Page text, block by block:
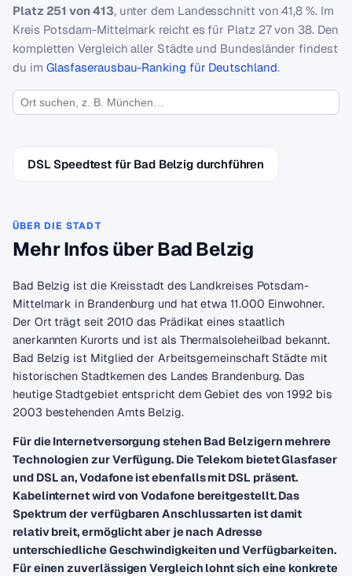
Platz 251 von 413, unter dem Landesschnitt von 41,8 %. Im
Kreis Potsdam-Mittelmark reicht es für Platz 27 von 38. Den
kompletten Vergleich aller Städte und Bundesländer findest
du im Glasfaserausbau-Ranking für Deutschland.
DSL Speedtest für Bad Belzig durchführen
ÜBER DIE STADT
Mehr Infos über Bad Belzig
Bad Belzig ist die Kreisstadt des Landkreises Potsdam-
Mittelmark in Brandenburg und hat etwa 11.000 Einwohner.
Der Ort trägt seit 2010 das Prädikat eines staatlich
anerkannten Kurorts und ist als Thermalsoleheilbad bekannt.
Bad Belzig ist Mitglied der Arbeitsgemeinschaft Städte mit
historischen Stadtkernen des Landes Brandenburg. Das
heutige Stadtgebiet entspricht dem Gebiet des von 1992 bis
2003 bestehenden Amts Belzig.
Für die Internetversorgung stehen Bad Belzigern mehrere
Technologien zur Verfügung. Die Telekom bietet Glasfaser
und DSL an, Vodafone ist ebenfalls mit DSL präsent.
Kabelinternet wird von Vodafone bereitgestellt. Das
Spektrum der verfügbaren Anschlussarten ist damit
relativ breit, ermöglicht aber je nach Adresse
unterschiedliche Geschwindigkeiten und Verfügbarkeiten.
Für einen zuverlässigen Vergleich lohnt sich eine konkrete